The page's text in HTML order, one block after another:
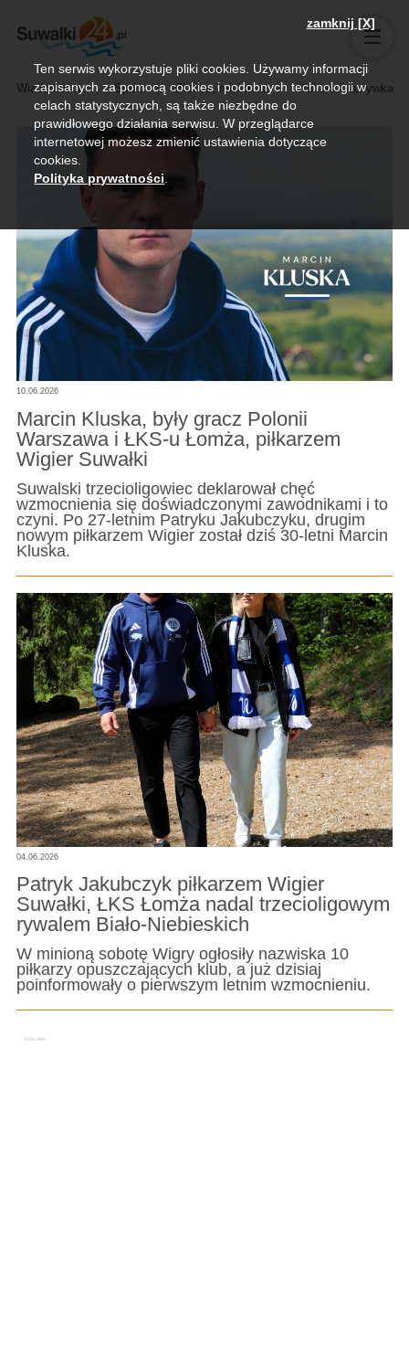
Wiadomości Sport Biznes, rolnictwo Kultura i rozrywka
10.06.2026
Marcin Kluska, były gracz Polonii
Warszawa i ŁKS-u Łomża, piłkarzem
Wigier Suwałki
Suwalski trzecioligowiec deklarował chęć
wzmocnienia się doświadczonymi zawodnikami i to
czyni. Po 27-letnim Patryku Jakubczyku, drugim
nowym piłkarzem Wigier został dziś 30-letni Marcin
Kluska.
04.06.2026
Patryk Jakubczyk piłkarzem Wigier
Suwałki, ŁKS Łomża nadal trzecioligowym
rywalem Biało-Niebieskich
W minioną sobotę Wigry ogłosiły nazwiska 10
piłkarzy opuszczających klub, a już dzisiaj
poinformowały o pierwszym letnim wzmocnieniu.
zamknij [X]
Ten serwis wykorzystuje pliki cookies. Używamy informacji
zapisanych za pomocą cookies i podobnych technologii w
celach statystycznych, są także niezbędne do
prawidłowego działania serwisu. W przeglądarce
internetowej możesz zmienić ustawienia dotyczące
cookies.
Polityka prywatności.